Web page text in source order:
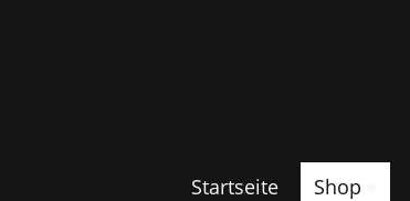
Startseite Shop